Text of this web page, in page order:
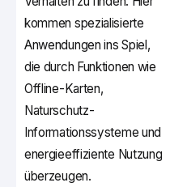
kommen spezialisierte
Anwendungen ins Spiel,
die durch Funktionen wie
Offline-Karten,
Naturschutz-
Informationssysteme und
energieeffiziente Nutzung
überzeugen.